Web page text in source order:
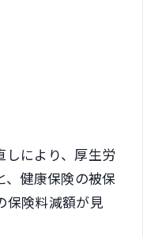
しにより、厚生労
、健康保険の被保
保険料減額が見